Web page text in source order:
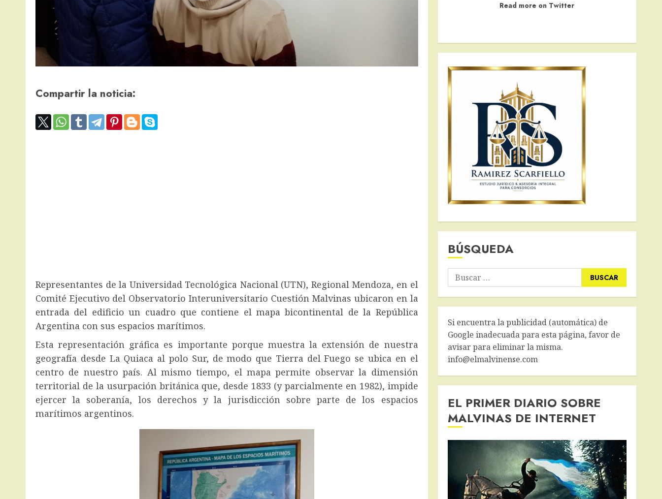
Compartir la noticia:
Representantes de la Universidad Tecnológica Nacional (UTN), Regional Mendoza, en el
Comité Ejecutivo del Observatorio Interuniversitario Cuestión Malvinas ubicaron en la
entrada del edificio un cuadro que contiene el mapa bicontinental de la República
Argentina con sus espacios marítimos.
Esta representación gráfica es importante porque muestra la extensión de nuestra
geografía desde La Quiaca al polo Sur, de modo que Tierra del Fuego se ubica en el
centro de nuestro país. Al mismo tiempo, el mapa permite observar la dimensión
territorial de la usurpación británica que, desde 1833 (y parcialmente en 1982), impide
ejercer la soberanía, los derechos y la jurisdicción sobre parte de los espacios
marítimos argentinos.
Read more on Twitter
BÚSQUEDA
Buscar:
Si encuentra la publicidad (automática) de
Google inadecuada para esta página, favor de
avisar para eliminar la misma.
info@elmalvinense.com
EL PRIMER DIARIO SOBRE
MALVINAS DE INTERNET